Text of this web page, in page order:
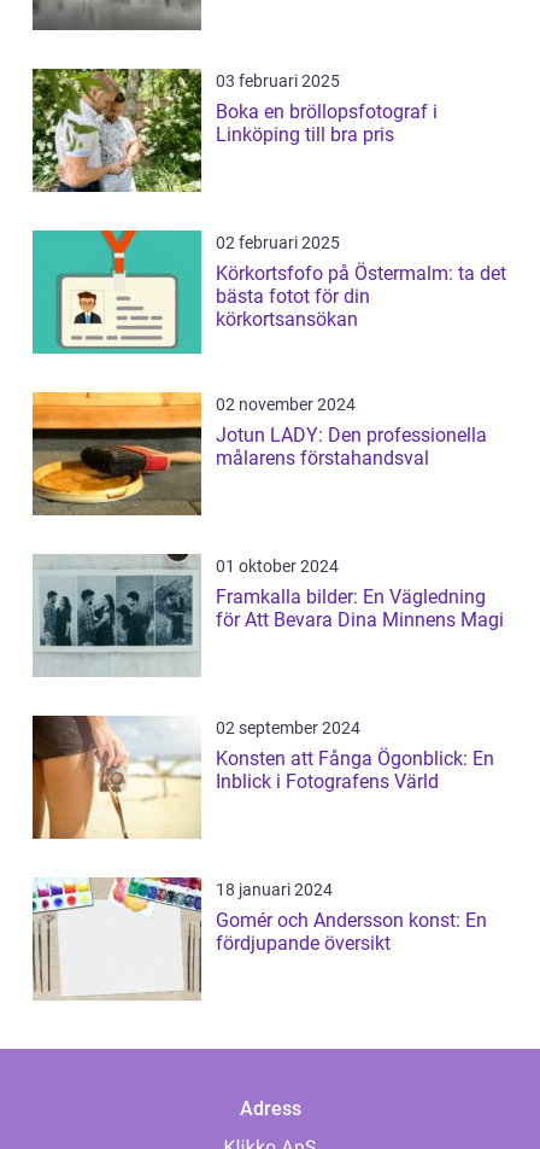
03 februari 2025
Boka en bröllopsfotograf i
Linköping till bra pris
02 februari 2025
Körkortsfofo på Östermalm: ta det
bästa fotot för din
körkortsansökan
02 november 2024
Jotun LADY: Den professionella
målarens förstahandsval
01 oktober 2024
Framkalla bilder: En Vägledning
för Att Bevara Dina Minnens Magi
02 september 2024
Konsten att Fånga Ögonblick: En
Inblick i Fotografens Värld
18 januari 2024
Gomér och Andersson konst: En
fördjupande översikt
Adress